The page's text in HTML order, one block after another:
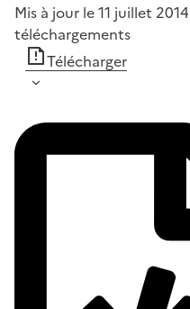
Mis à jour le 11 juillet 2014
téléchargements
Télécharger